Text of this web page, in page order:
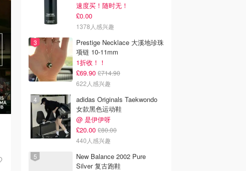
速度买！随时无！
£0.00
1378人感兴趣
Prestige Necklace 大溪地珍珠
项链 10-11mm
1折收！！
£69.90 £714.90
622人感兴趣
adidas Originals Taekwondo
女款黑色运动鞋
@ 是伊伊呀
£20.00 £80.00
440人感兴趣
New Balance 2002 Pure
Silver 复古跑鞋